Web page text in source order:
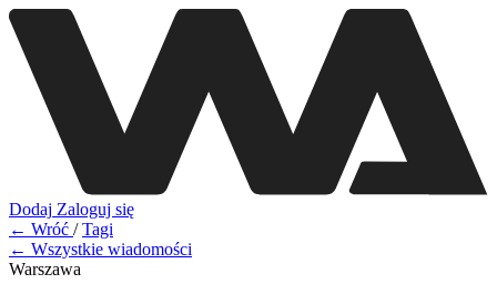
Dodaj Zaloguj się
← Wróć / Tagi
← Wszystkie wiadomości
Warszawa